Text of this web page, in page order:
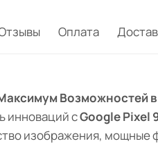
Оплата
Максимум
инноваций сGoogle Pixel
изображения, мощные